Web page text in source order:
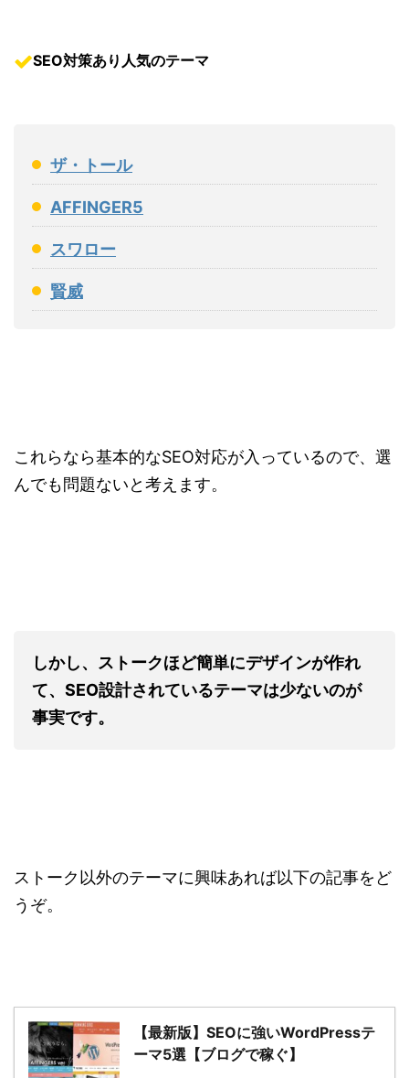
SEO対策あり人気のテーマ
ザ・トール
AFFINGER5
スワロー
賢威
これらなら基本的なSEO対応が入っているので、選
んでも問題ないと考えます。
しかし、ストークほど簡単にデザインが作れ
て、SEO設計されているテーマは少ないのが
事実です。
ストーク以外のテーマに興味あれば以下の記事をど
うぞ。
【最新版】SEOに強いWordPressテ
ーマ5選【ブログで稼ぐ】